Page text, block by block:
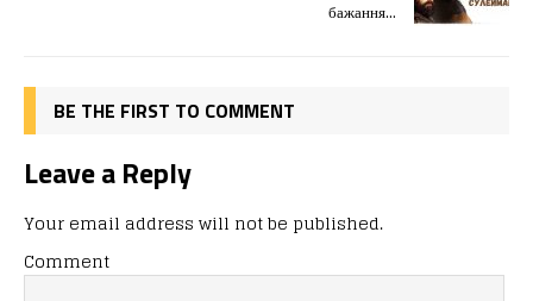
o n я
бажання…
BE THE FIRST TO COMMENT
Leave a Reply
Your email address will not be published.
Comment